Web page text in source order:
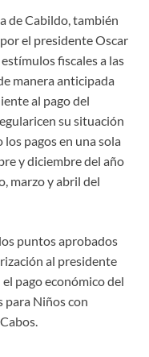
de Cabildo, también
el presidente Oscar
fiscales a las
manera anticipada
al pago del
su situación
pagos en una sola
y diciembre del año
marzo y abril del
puntos aprobados
al presidente
pago económico del
para Niños con